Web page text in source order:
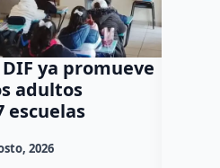
ya promueve
adultos
escuelas
2026